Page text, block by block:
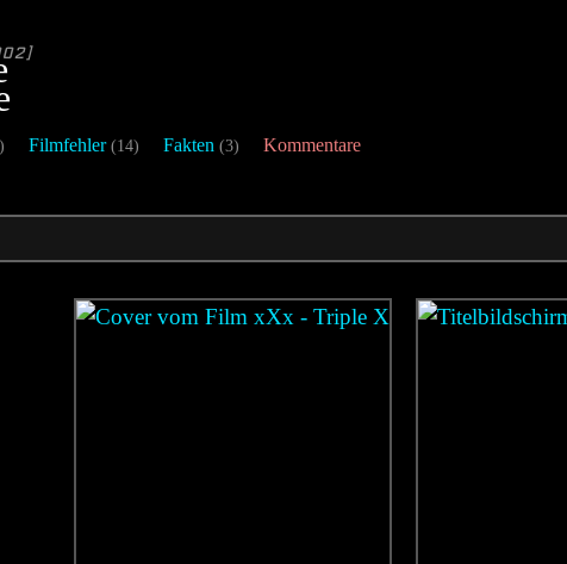
Filmfehler (14) Fakten (3) Kommentare